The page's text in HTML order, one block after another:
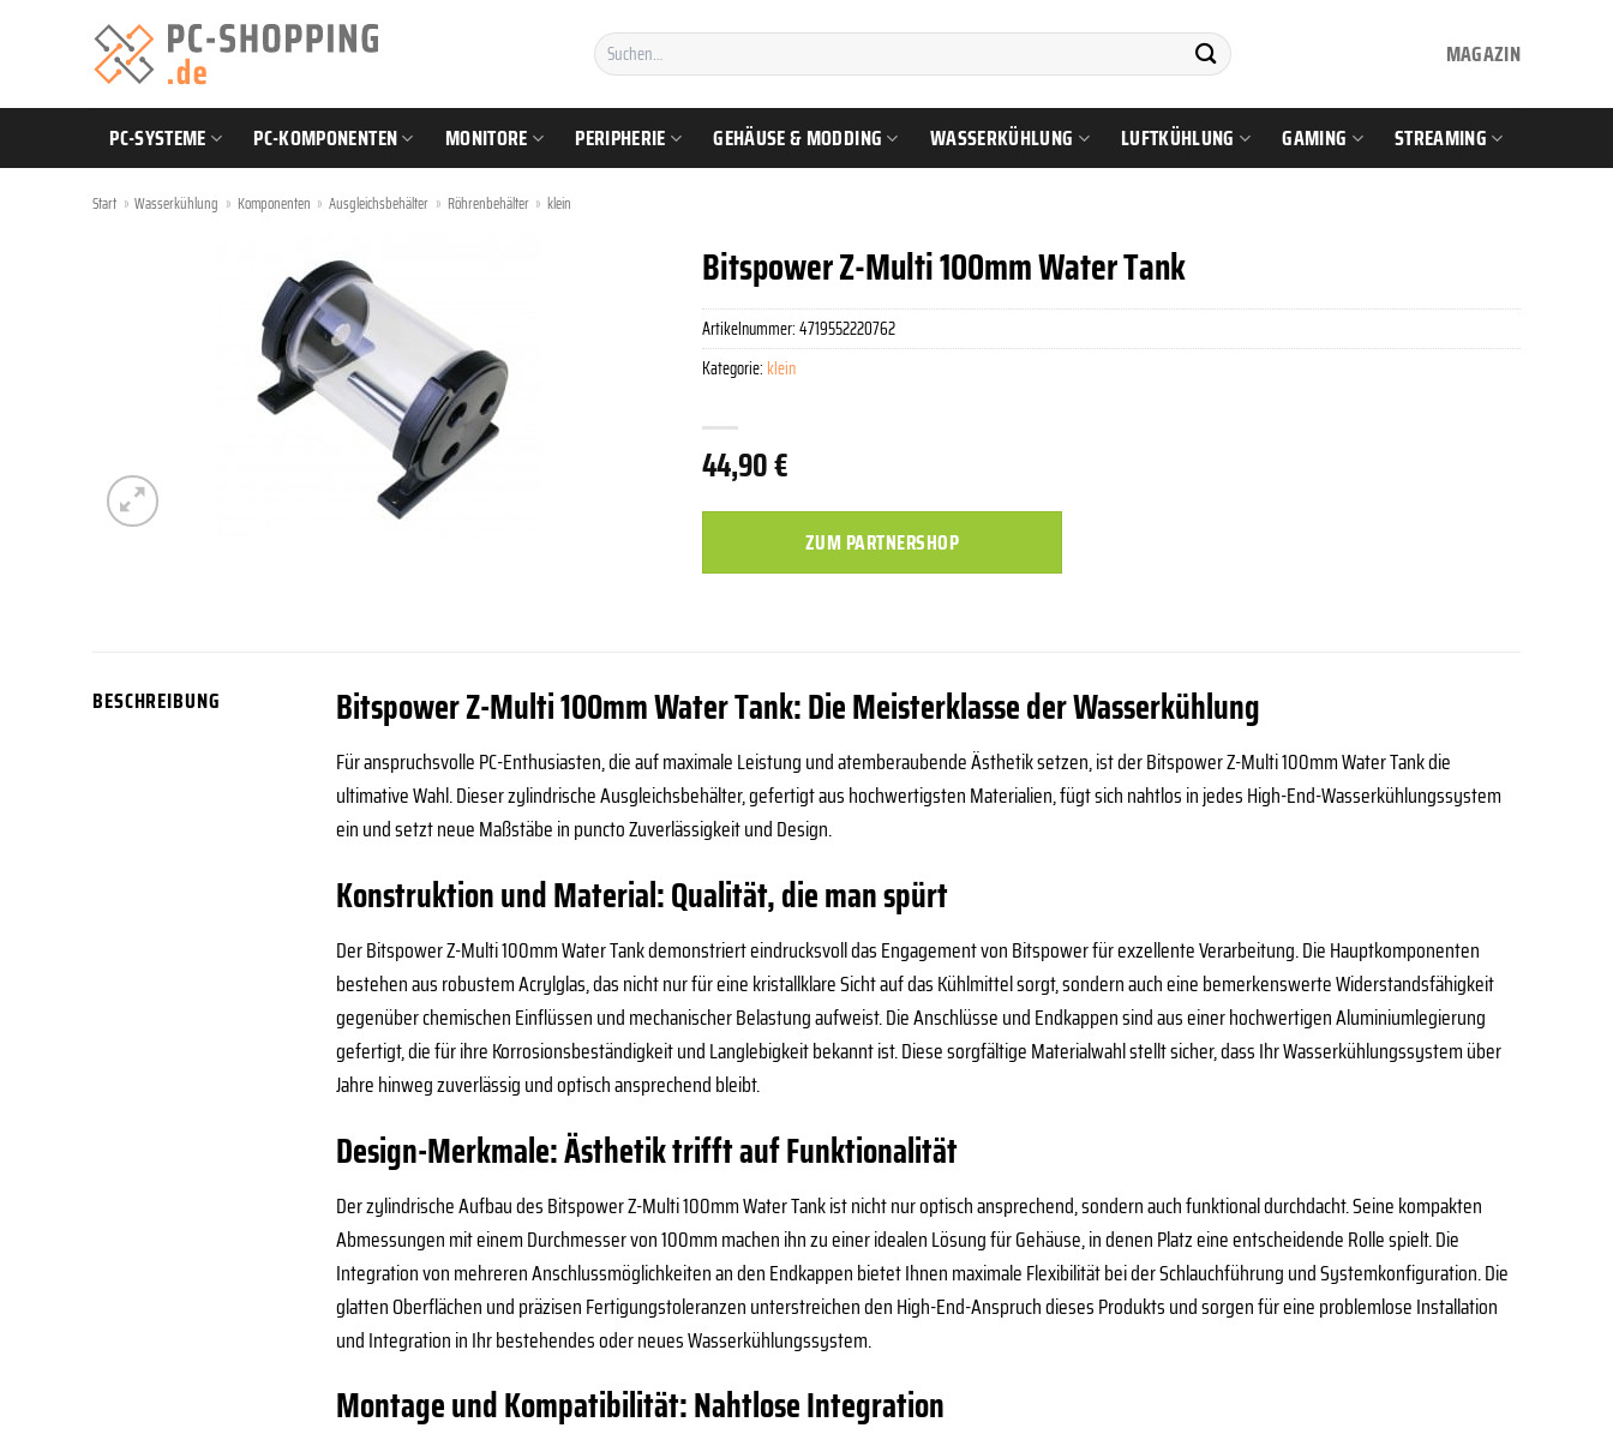
Suchen
nach:
MAGAZIN
PC-SYSTEME PC-KOMPONENTEN MONITORE PERIPHERIE GEHÄUSE & MODDING WASSERKÜHLUNG LUFTKÜHLUNG GAMING STREAMING
Start » Wasserkühlung » Komponenten » Ausgleichsbehälter » Röhrenbehälter » klein
Bitspower Z-Multi 100mm Water Tank
44,90€
ZUM PARTNERSHOP
Artikelnummer:4719552220762
Kategorie: klein
BESCHREIBUNG Bitspower Z-Multi 100mm Water Tank: Die Meisterklasse der Wasserkühlung
Für anspruchsvolle PC-Enthusiasten, die auf maximale Leistung und atemberaubende Ästhetik setzen, ist der Bitspower Z-Multi 100mm Water Tank die
ultimative Wahl. Dieser zylindrische Ausgleichsbehälter, gefertigt aus hochwertigsten Materialien, fügt sich nahtlos in jedes High-End-Wasserkühlungssystem
ein und setzt neue Maßstäbe in puncto Zuverlässigkeit und Design.
Konstruktion und Material: Qualität, die man spürt
Der Bitspower Z-Multi 100mm Water Tank demonstriert eindrucksvoll das Engagement von Bitspower für exzellente Verarbeitung. Die Hauptkomponenten
bestehen aus robustem Acrylglas, das nicht nur für eine kristallklare Sicht auf das Kühlmittel sorgt, sondern auch eine bemerkenswerte Widerstandsfähigkeit
gegenüber chemischen Einflüssen und mechanischer Belastung aufweist. Die Anschlüsse und Endkappen sind aus einer hochwertigen Aluminiumlegierung
gefertigt, die für ihre Korrosionsbeständigkeit und Langlebigkeit bekannt ist. Diese sorgfältige Materialwahl stellt sicher, dass Ihr Wasserkühlungssystem über
Jahre hinweg zuverlässig und optisch ansprechend bleibt.
Design-Merkmale: Ästhetik trifft auf Funktionalität
Der zylindrische Aufbau des Bitspower Z-Multi 100mm Water Tank ist nicht nur optisch ansprechend, sondern auch funktional durchdacht. Seine kompakten
Abmessungen mit einem Durchmesser von 100mm machen ihn zu einer idealen Lösung für Gehäuse, in denen Platz eine entscheidende Rolle spielt. Die
Integration von mehreren Anschlussmöglichkeiten an den Endkappen bietet Ihnen maximale Flexibilität bei der Schlauchführung und Systemkonfiguration. Die
glatten Oberflächen und präzisen Fertigungstoleranzen unterstreichen den High-End-Anspruch dieses Produkts und sorgen für eine problemlose Installation
und Integration in Ihr bestehendes oder neues Wasserkühlungssystem.
Montage und Kompatibilität: Nahtlose Integration